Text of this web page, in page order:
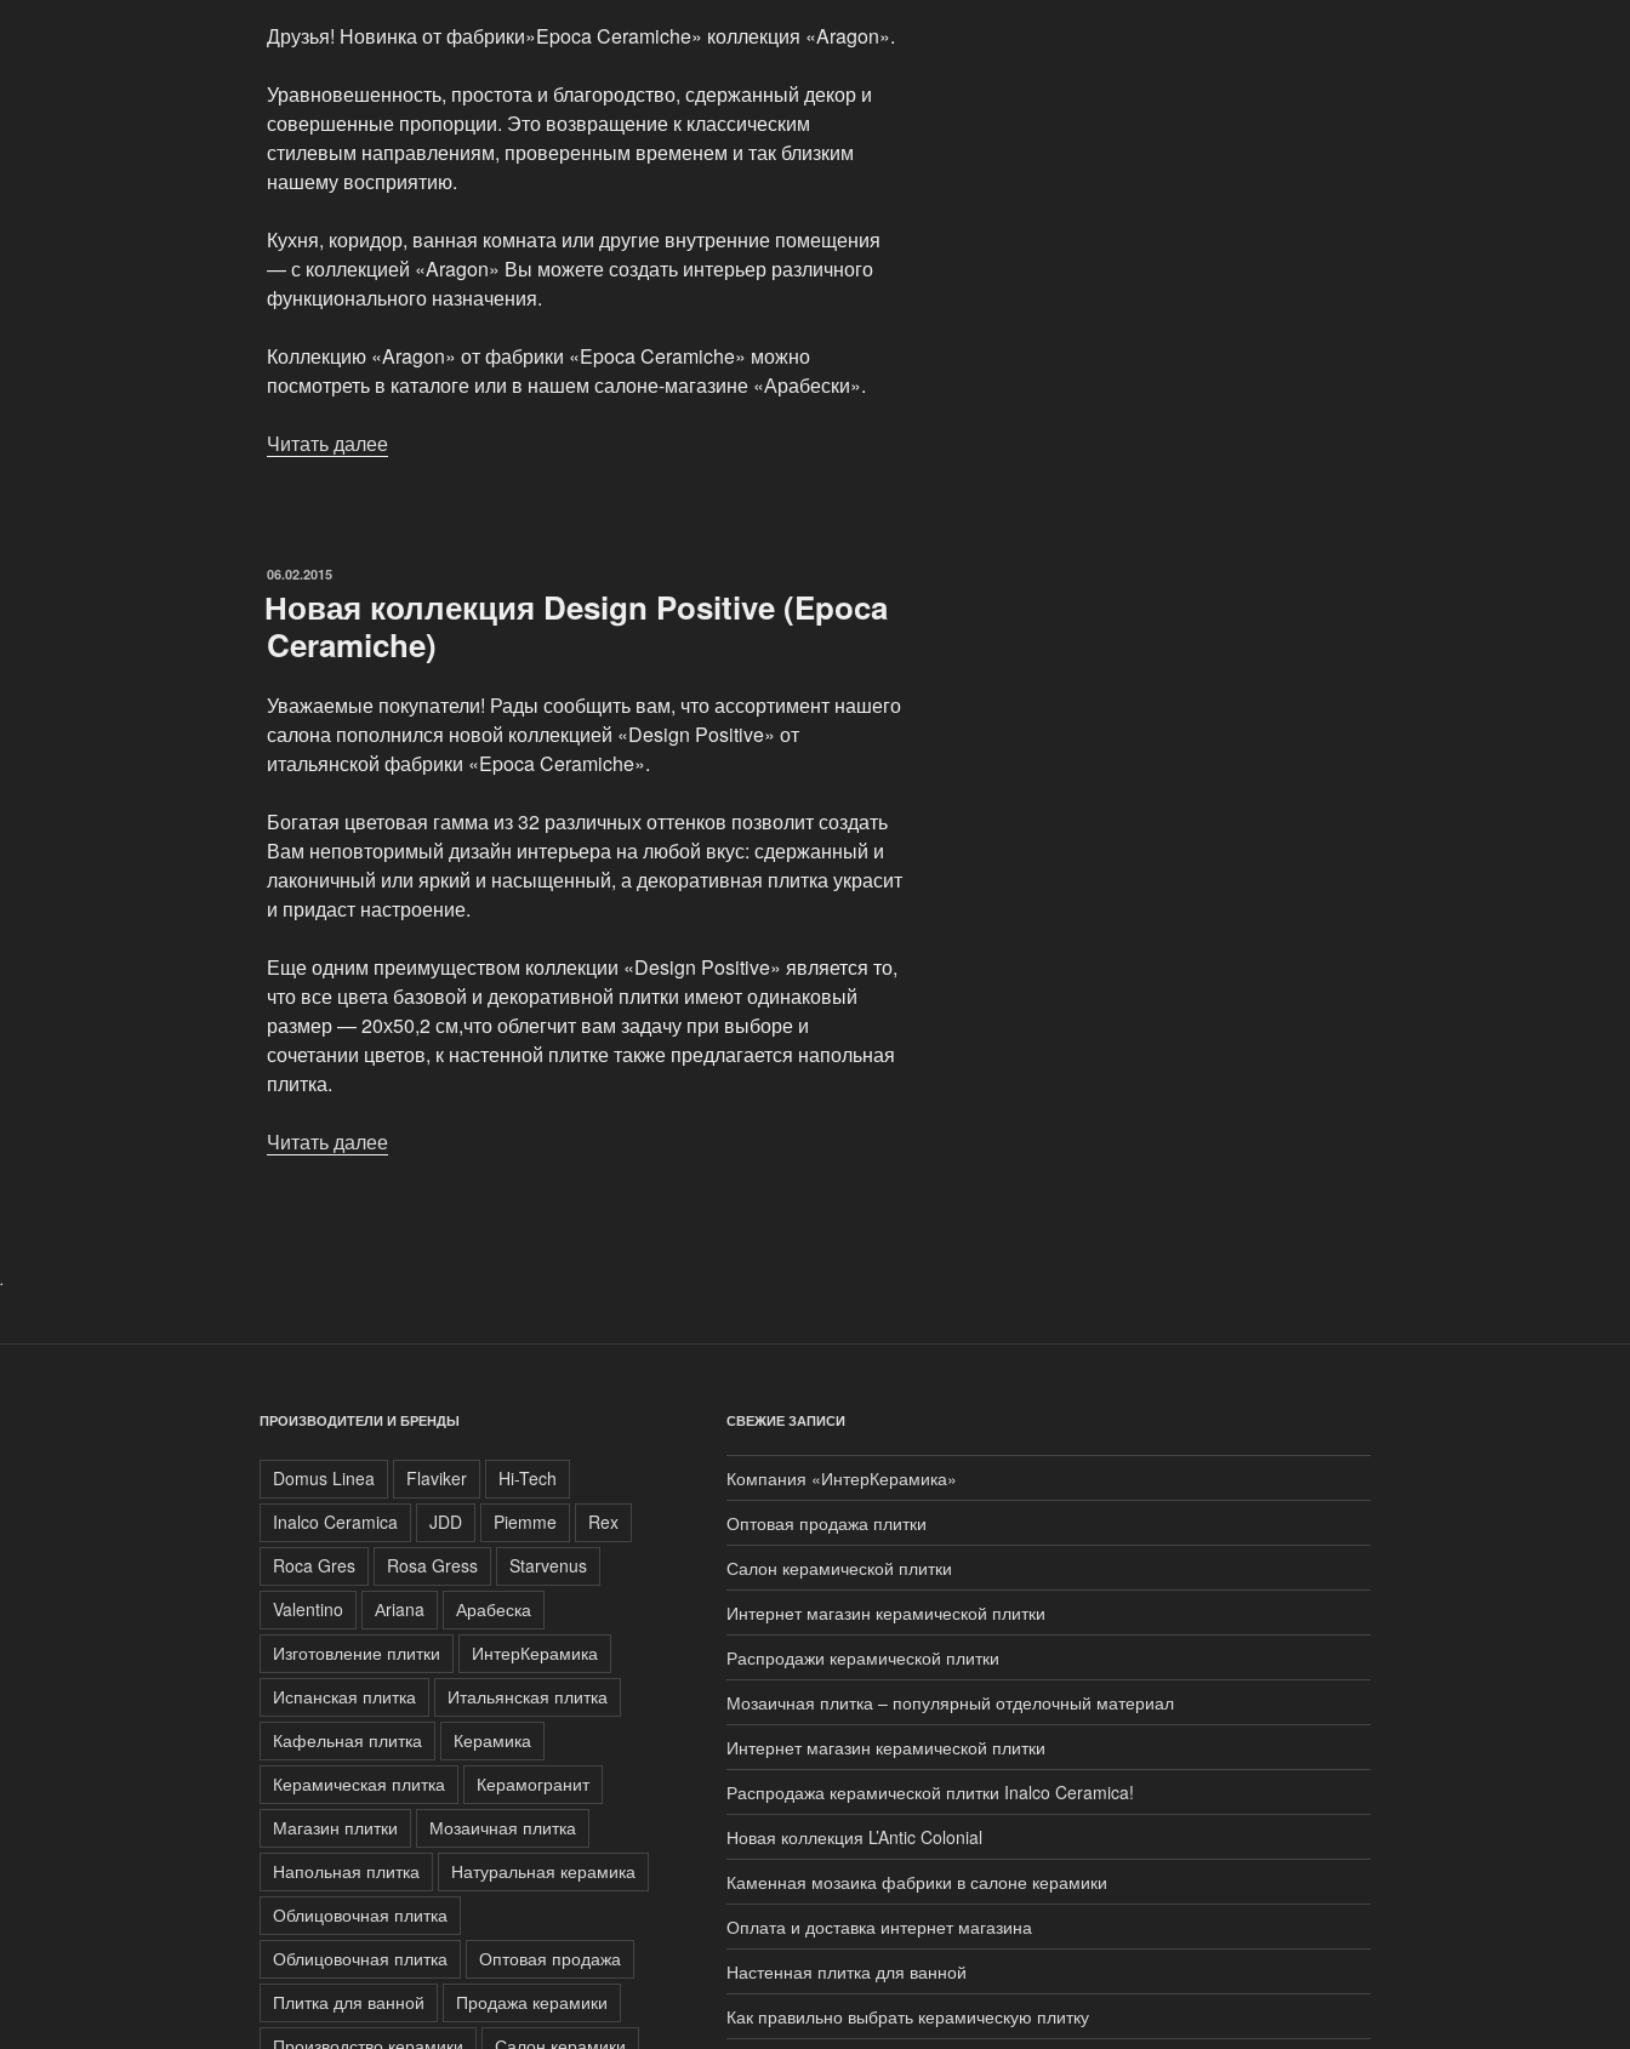
Друзья! Новинка от фабрики»Epoca Ceramiche» коллекция «Aragon».
Уравновешенность, простота и благородство, сдержанный декор и
совершенные пропорции. Это возвращение к классическим
стилевым направлениям, проверенным временем и так близким
нашему восприятию.
Кухня, коридор, ванная комната или другие внутренние помещения
— с коллекцией «Aragon» Вы можете создать интерьер различного
функционального назначения.
Коллекцию «Aragon» от фабрики «Epoca Ceramiche» можно
посмотреть в каталоге или в нашем салоне-магазине «Арабески».
Читать далее
ОПУБЛИКОВАНО
06.02.2015
Новая коллекция Design Positive (Epoca
Ceramiche)
Уважаемые покупатели! Рады сообщить вам, что ассортимент нашего
салона пополнился новой коллекцией «Design Positive» от
итальянской фабрики «Epoca Ceramiche».
Богатая цветовая гамма из 32 различных оттенков позволит создать
Вам неповторимый дизайн интерьера на любой вкус: сдержанный и
лаконичный или яркий и насыщенный, а декоративная плитка украсит
и придаст настроение.
Еще одним преимуществом коллекции «Design Positive» является то,
что все цвета базовой и декоративной плитки имеют одинаковый
размер — 20х50,2 см,что облегчит вам задачу при выборе и
сочетании цветов, к настенной плитке также предлагается напольная
плитка.
Читать далее
.
ПРОИЗВОДИТЕЛИ И БРЕНДЫ
Domus Linea Flaviker
Hi-Tech
Inalco Ceramica
JDD Piemme
Rex
Roca Gres
Rosa Gress
Starvenus
Valentino
Аriana
Арабеска
Изготовление плитки
ИнтерКерамика
Испанская плитка
Итальянская плитка
Кафельная плитка
Керамика
Керамическая плитка
Керамогранит
Магазин плитки
Мозаичная плитка
Напольная плитка
Натуральная керамика
Облицовочная плитка
Облицовочная плитка
Оптовая продажа
Плитка для ванной
Продажа керамики
СВЕЖИЕ ЗАПИСИ
Компания «ИнтерКерамика»
Оптовая продажа плитки
Салон керамической плитки
Интернет магазин керамической плитки
Распродажи керамической плитки
Мозаичная плитка – популярный отделочный материал
Интернет магазин керамической плитки
Распродажа керамической плитки Inalco Ceramica!
Новая коллекция L’Antic Colonial
Каменная мозаика фабрики в салоне керамики
Оплата и доставка интернет магазина
Настенная плитка для ванной
Как правильно выбрать керамическую плитку